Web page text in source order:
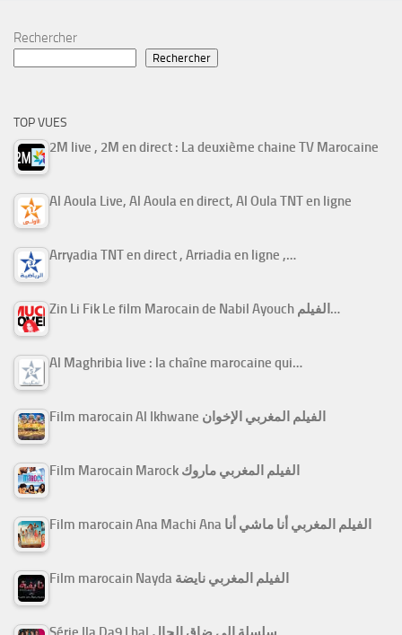
Rechercher
Rechercher
TOP VUES
2M live , 2M en direct : La deuxième chaine TV Marocaine
Al Aoula Live, Al Aoula en direct, Al Oula TNT en ligne
Arryadia TNT en direct , Arriadia en ligne ,…
Zin Li Fik Le film Marocain de Nabil Ayouch الفيلم…
Al Maghribia live : la chaîne marocaine qui…
Film marocain Al Ikhwane الفيلم المغربي الإخوان
Film Marocain Marock الفيلم المغربي ماروك
Film marocain Ana Machi Ana الفيلم المغربي أنا ماشي أنا
Film marocain Nayda الفيلم المغربي نايضة